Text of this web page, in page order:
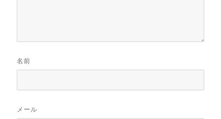
名前
メール